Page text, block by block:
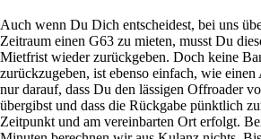
Auch wenn Du Dich entscheidest, bei uns
Zeitraum einen G63 zu mieten, musst Du
Mietfrist wieder zurückgeben. Doch keine
zurückzugeben, ist ebenso einfach, wie
nur darauf, dass Du den lässigen Offroader
übergibst und dass die Rückgabe pünktlich
Zeitpunkt und am vereinbarten Ort erfolgt.